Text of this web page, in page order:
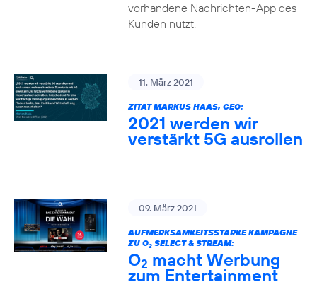
vorhandene Nachrichten-App des
Kunden nutzt.
11. März 2021
ZITAT MARKUS HAAS, CEO:
2021 werden wir
verstärkt 5G ausrollen
09. März 2021
AUFMERKSAMKEITSSTARKE KAMPAGNE
ZU O2SELECT & STREAM:
O2 macht Werbung
zum Entertainment